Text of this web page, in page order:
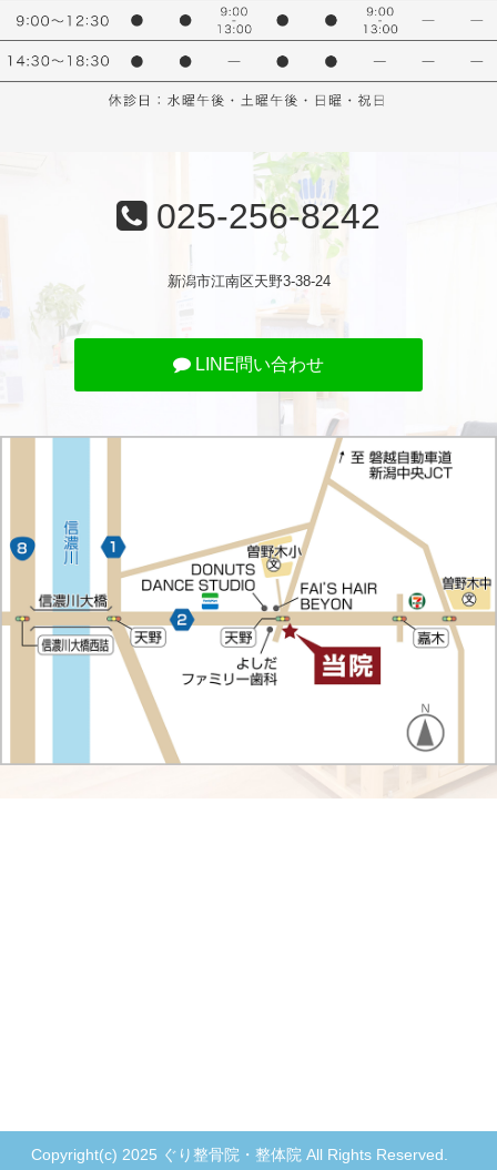
025-256-8242
新潟市江南区天野3-38-24
LINE問い合わせ
Copyright(c) 2025 ぐり整骨院・整体院 All Rights Reserved.